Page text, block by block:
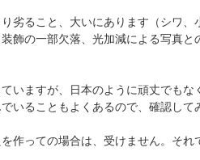
劣ること、大いにあります（シワ
飾の一部欠落、光加減による写真
いますが、日本のように頑丈でも
いることもよくあるので、確認して
作っての場合は、受けません。そ